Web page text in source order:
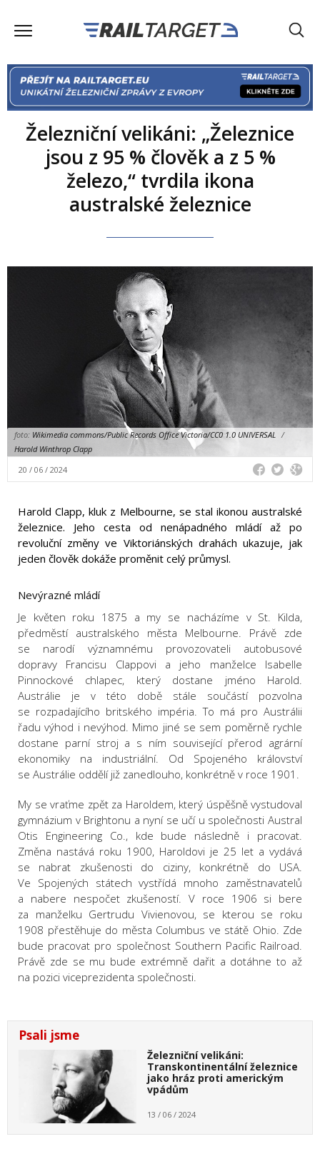
Železniční velikáni: „Železnice
jsou z 95 % člověk a z 5 %
železo,“ tvrdila ikona
australské železnice
foto: Wikimedia commons/Public Records Office Victoria/CC0 1.0 UNIVERSAL /
Harold Winthrop Clapp
20 / 06 / 2024
Harold Clapp, kluk z Melbourne, se stal ikonou australské
železnice. Jeho cesta od nenápadného mládí až po
revoluční změny ve Viktoriánských drahách ukazuje, jak
jeden člověk dokáže proměnit celý průmysl.
Nevýrazné mládí
Je květen roku 1875 a my se nacházíme v St. Kilda,
předměstí australského města Melbourne. Právě zde
se narodí významnému provozovateli autobusové
dopravy Francisu Clappovi a jeho manželce Isabelle
Pinnockové chlapec, který dostane jméno Harold.
Austrálie je v této době stále součástí pozvolna
se rozpadajícího britského impéria. To má pro Austrálii
řadu výhod i nevýhod. Mimo jiné se sem poměrně rychle
dostane parní stroj a s ním související přerod agrární
ekonomiky na industriální. Od Spojeného království
se Austrálie oddělí již zanedlouho, konkrétně v roce 1901.
My se vraťme zpět za Haroldem, který úspěšně vystudoval
gymnázium v Brightonu a nyní se učí u společnosti Austral
Otis Engineering Co., kde bude následně i pracovat.
Změna nastává roku 1900, Haroldovi je 25 let a vydává
se nabrat zkušenosti do ciziny, konkrétně do USA.
Ve Spojených státech vystřídá mnoho zaměstnavatelů
a nabere nespočet zkušeností. V roce 1906 si bere
za manželku Gertrudu Vivienovou, se kterou se roku
1908 přestěhuje do města Columbus ve státě Ohio. Zde
bude pracovat pro společnost Southern Pacific Railroad.
Právě zde se mu bude extrémně dařit a dotáhne to až
na pozici viceprezidenta společnosti.
Psali jsme
Železniční velikáni:
Transkontinentální železnice
jako hráz proti americkým
vpádům
13 / 06 / 2024